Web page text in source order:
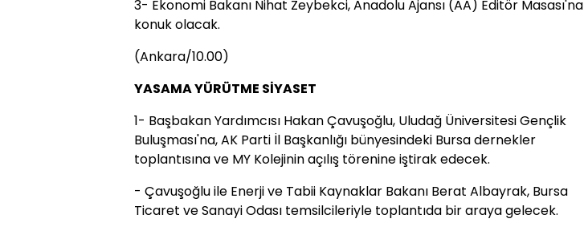
3- Ekonomi Bakanı Nihat Zeybekci, Anadolu Ajansı (AA) Editör Masası'na
konuk olacak.
(Ankara/10.00)
YASAMA YÜRÜTME SİYASET
1- Başbakan Yardımcısı Hakan Çavuşoğlu, Uludağ Üniversitesi Gençlik
Buluşması'na, AK Parti İl Başkanlığı bünyesindeki Bursa dernekler
toplantısına ve MY Kolejinin açılış törenine iştirak edecek.
- Çavuşoğlu ile Enerji ve Tabii Kaynaklar Bakanı Berat Albayrak, Bursa
Ticaret ve Sanayi Odası temsilcileriyle toplantıda bir araya gelecek.